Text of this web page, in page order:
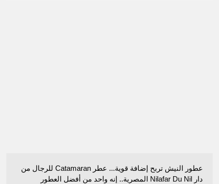
عطور النيش تربح إضافة قوية... عطر Catamaran للرجال من
دار Nilafar Du Nil المصرية.. إنه واحد من أفضل العطور